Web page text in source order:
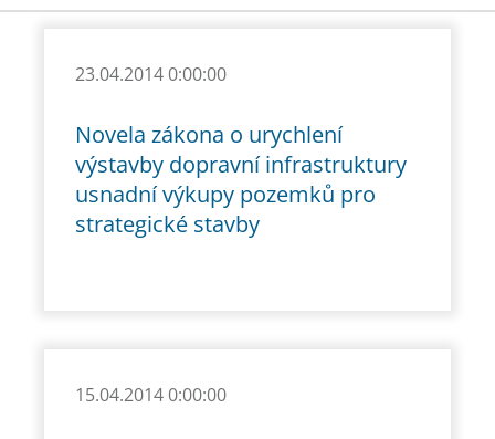
23.04.2014 0:00:00
Novela zákona o urychlení
výstavby dopravní infrastruktury
usnadní výkupy pozemků pro
strategické stavby
15.04.2014 0:00:00